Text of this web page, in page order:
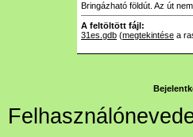
Bringázható földút. Az út
A feltöltött fájl:
31es.gdb (megtekintése a